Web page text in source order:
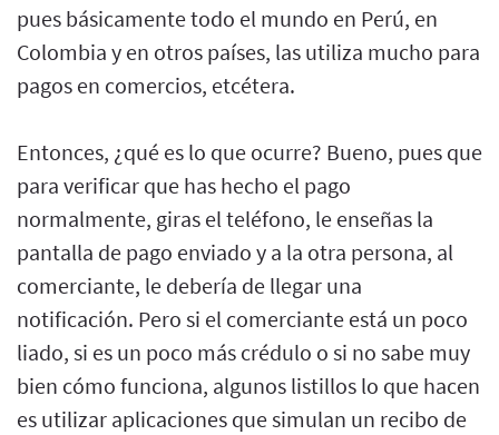
pues básicamente todo el mundo en Perú, en
Colombia y en otros países, las utiliza mucho para
pagos en comercios, etcétera.
Entonces, ¿qué es lo que ocurre? Bueno, pues que
para verificar que has hecho el pago
normalmente, giras el teléfono, le enseñas la
pantalla de pago enviado y a la otra persona, al
comerciante, le debería de llegar una
notificación. Pero si el comerciante está un poco
liado, si es un poco más crédulo o si no sabe muy
bien cómo funciona, algunos listillos lo que hacen
es utilizar aplicaciones que simulan un recibo de